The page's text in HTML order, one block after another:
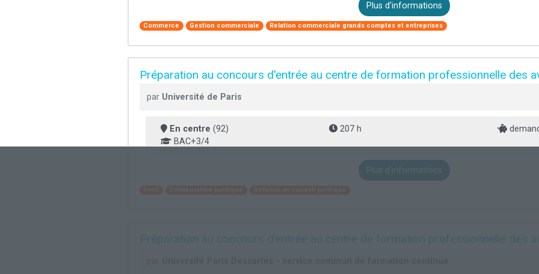
Plus d'informations
Commerce Gestion commerciale Relation commerciale grands comptes et entreprises
Préparation au concours d'entrée au centre de formation professionnelle des
par Université de Paris
En centre (92) 207 h
BAC+3/4
Plus d'informations
Préparation au concours d'entrée au centre de formation professionnelle des